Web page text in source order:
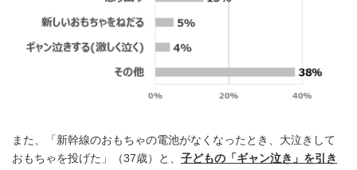
また、「新幹線のおもちゃの電池がなくなったとき、大泣きして
おもちゃを投げた」（37歳）と、 子どもの「ギャン泣き」を引き